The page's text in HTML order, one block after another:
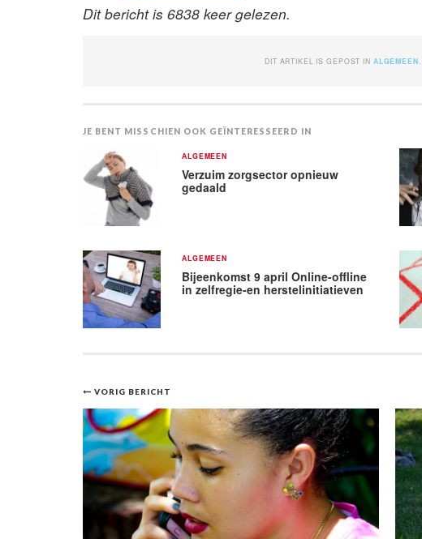
Dit bericht is 6838 keer gelezen.
DIT ARTIKEL IS GEPOST IN ALGEMEEN
JE BENT MISSCHIEN OOK GEÏNTERESSEERD IN
ALGEMEEN
Verzuim zorgsector opnieuw
gedaald
ALGEMEEN
Bijeenkomst 9 april Online-offline
in zelfregie-en herstelinitiatieven
Bericht
navigatie
VORIG BERICHT